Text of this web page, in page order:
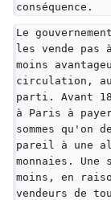
conséquence.
Le
les vende
moins
circulation,
parti. Avant
à Paris à
sommes
pareil à une
monnaies. Une
moins, en
vendeurs de